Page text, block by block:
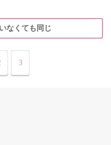
なくても同じ
3